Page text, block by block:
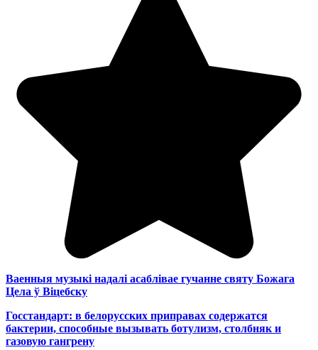
Ваенныя музыкі надалі асаблівае гучанне святу Божага
Цела ў Віцебску
Госстандарт: в белорусских приправах содержатся
бактерии, способные вызывать ботулизм, столбняк и
газовую гангрену